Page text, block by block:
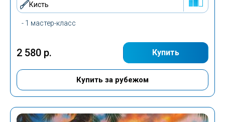
- 1 мастер-класс
Кисть
Купить
2 580 р.
Купить за рубежом